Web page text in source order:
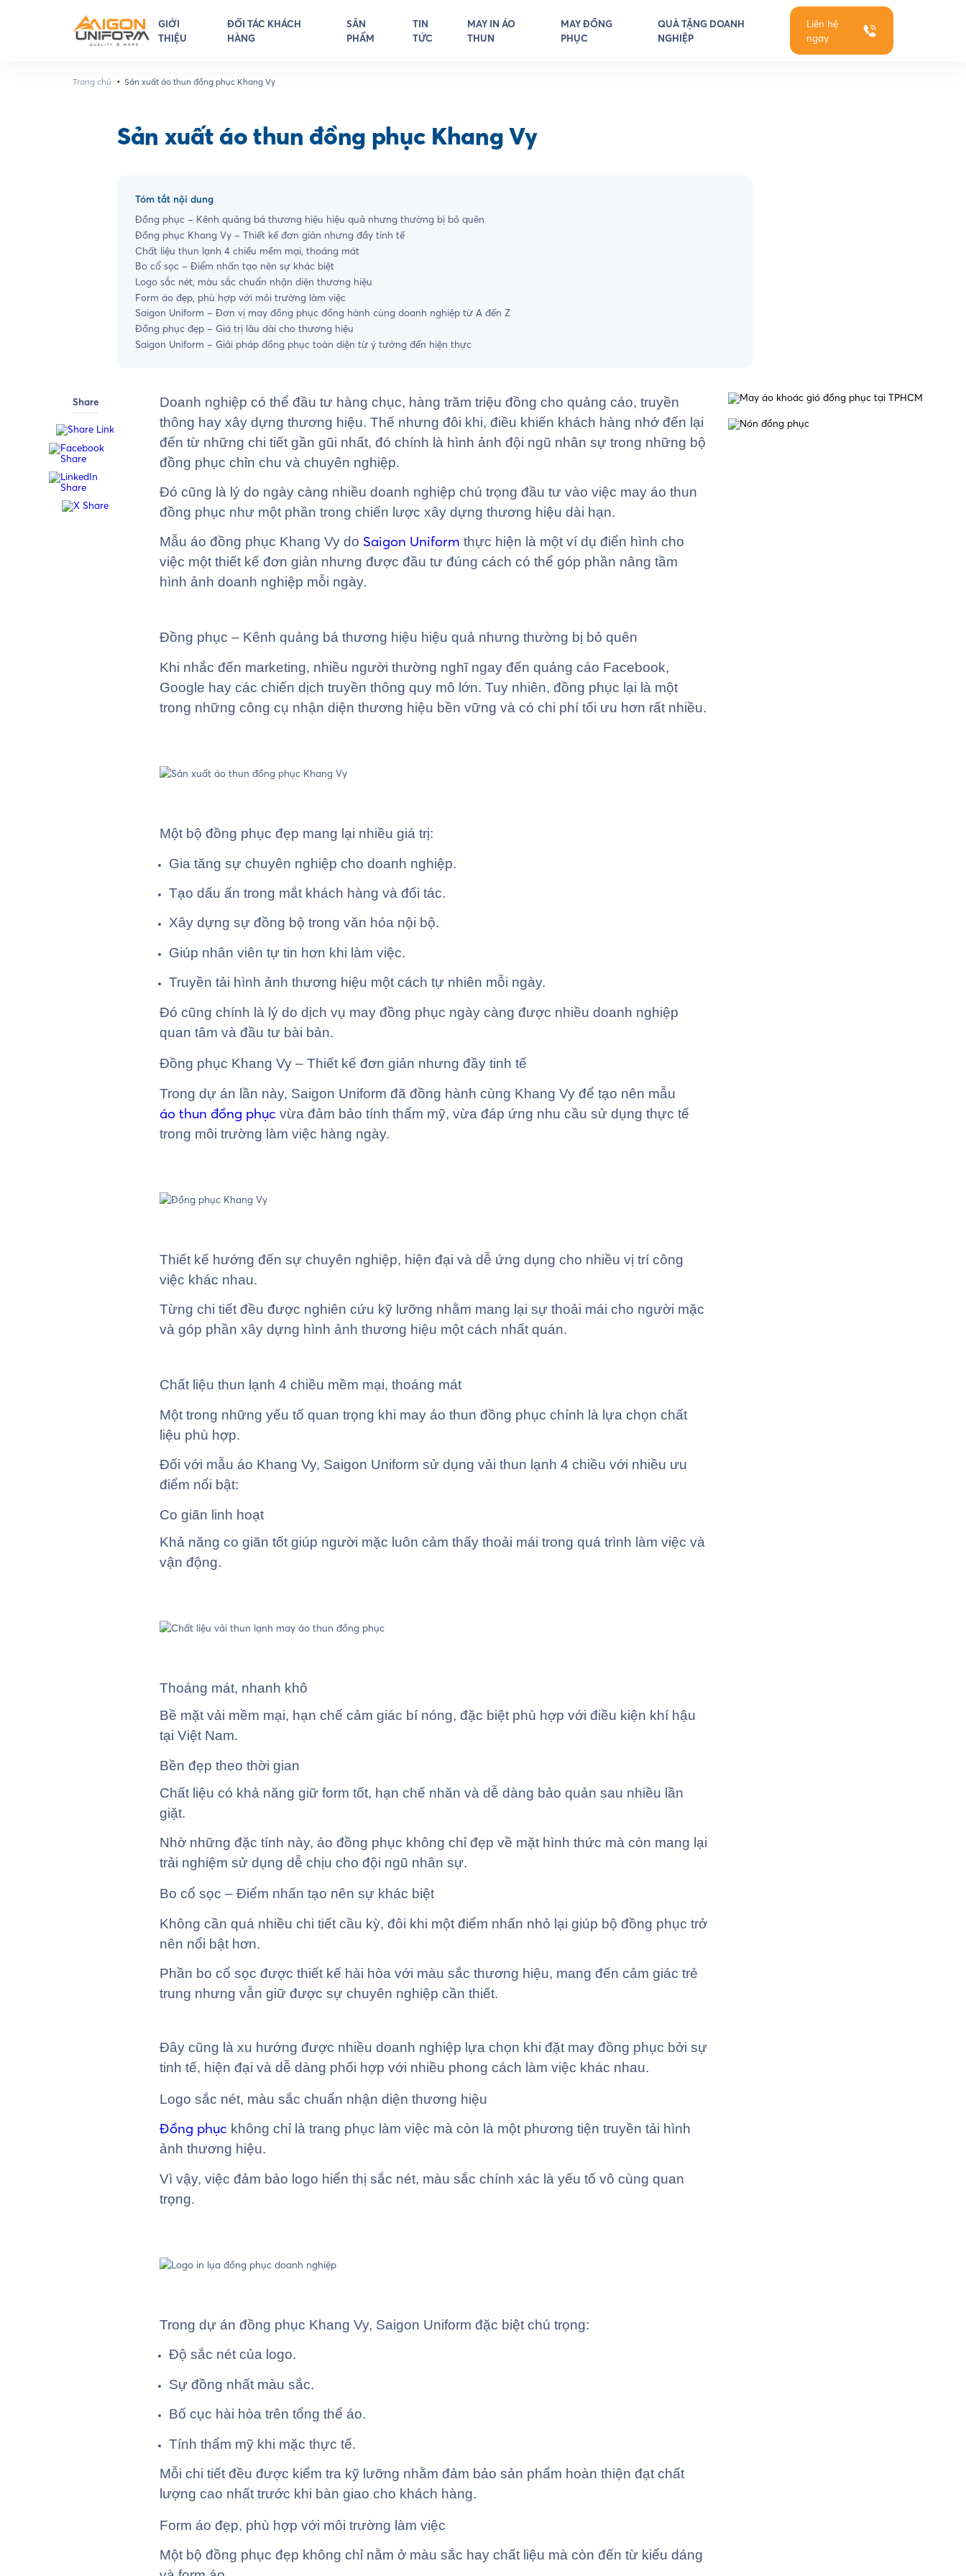
GIỚI
THIỆU
ĐỐI TÁC KHÁCH
HÀNG
SẢN
PHẨM
TIN
TỨC
MAY IN ÁO
THUN
MAY ĐỒNG
PHỤC
QUÀ TẶNG DOANH
NGHIỆP
Liên hệ
ngay
Trang chủ • Sản xuất áo thun đồng phục Khang Vy
Sản xuất áo thun đồng phục Khang Vy
Tóm tắt nội dung
Đồng phục – Kênh quảng bá thương hiệu hiệu quả nhưng thường bị bỏ quên
Đồng phục Khang Vy – Thiết kế đơn giản nhưng đầy tinh tế
Chất liệu thun lạnh 4 chiều mềm mại, thoáng mát
Bo cổ sọc – Điểm nhấn tạo nên sự khác biệt
Logo sắc nét, màu sắc chuẩn nhận diện thương hiệu
Form áo đẹp, phù hợp với môi trường làm việc
Saigon Uniform – Đơn vị may đồng phục đồng hành cùng doanh nghiệp từ A đến Z
Đồng phục đẹp – Giá trị lâu dài cho thương hiệu
Saigon Uniform – Giải pháp đồng phục toàn diện từ ý tưởng đến hiện thực
Share
Doanh nghiệp có thể đầu tư hàng chục, hàng trăm triệu đồng cho quảng cáo, truyền
thông hay xây dựng thương hiệu. Thế nhưng đôi khi, điều khiến khách hàng nhớ đến lại
đến từ những chi tiết gần gũi nhất, đó chính là hình ảnh đội ngũ nhân sự trong những bộ
đồng phục chỉn chu và chuyên nghiệp.
Đó cũng là lý do ngày càng nhiều doanh nghiệp chú trọng đầu tư vào việc may áo thun
đồng phục như một phần trong chiến lược xây dựng thương hiệu dài hạn.
Mẫu áo đồng phục Khang Vy do Saigon Uniform thực hiện là một ví dụ điển hình cho
việc một thiết kế đơn giản nhưng được đầu tư đúng cách có thể góp phần nâng tầm
hình ảnh doanh nghiệp mỗi ngày.
Đồng phục – Kênh quảng bá thương hiệu hiệu quả nhưng thường bị bỏ quên
Khi nhắc đến marketing, nhiều người thường nghĩ ngay đến quảng cáo Facebook,
Google hay các chiến dịch truyền thông quy mô lớn. Tuy nhiên, đồng phục lại là một
trong những công cụ nhận diện thương hiệu bền vững và có chi phí tối ưu hơn rất nhiều.
Một bộ đồng phục đẹp mang lại nhiều giá trị:
Gia tăng sự chuyên nghiệp cho doanh nghiệp.
Tạo dấu ấn trong mắt khách hàng và đối tác.
Xây dựng sự đồng bộ trong văn hóa nội bộ.
Giúp nhân viên tự tin hơn khi làm việc.
Truyền tải hình ảnh thương hiệu một cách tự nhiên mỗi ngày.
Đó cũng chính là lý do dịch vụ may đồng phục ngày càng được nhiều doanh nghiệp
quan tâm và đầu tư bài bản.
Đồng phục Khang Vy – Thiết kế đơn giản nhưng đầy tinh tế
Trong dự án lần này, Saigon Uniform đã đồng hành cùng Khang Vy để tạo nên mẫu
áo thun đồng phục vừa đảm bảo tính thẩm mỹ, vừa đáp ứng nhu cầu sử dụng thực tế
trong môi trường làm việc hàng ngày.
Thiết kế hướng đến sự chuyên nghiệp, hiện đại và dễ ứng dụng cho nhiều vị trí công
việc khác nhau.
Từng chi tiết đều được nghiên cứu kỹ lưỡng nhằm mang lại sự thoải mái cho người mặc
và góp phần xây dựng hình ảnh thương hiệu một cách nhất quán.
Chất liệu thun lạnh 4 chiều mềm mại, thoáng mát
Một trong những yếu tố quan trọng khi may áo thun đồng phục chính là lựa chọn chất
liệu phù hợp.
Đối với mẫu áo Khang Vy, Saigon Uniform sử dụng vải thun lạnh 4 chiều với nhiều ưu
điểm nổi bật:
Co giãn linh hoạt
Khả năng co giãn tốt giúp người mặc luôn cảm thấy thoải mái trong quá trình làm việc và
vận động.
Thoáng mát, nhanh khô
Bề mặt vải mềm mại, hạn chế cảm giác bí nóng, đặc biệt phù hợp với điều kiện khí hậu
tại Việt Nam.
Bền đẹp theo thời gian
Chất liệu có khả năng giữ form tốt, hạn chế nhăn và dễ dàng bảo quản sau nhiều lần
giặt.
Nhờ những đặc tính này, áo đồng phục không chỉ đẹp về mặt hình thức mà còn mang lại
trải nghiệm sử dụng dễ chịu cho đội ngũ nhân sự.
Bo cổ sọc – Điểm nhấn tạo nên sự khác biệt
Không cần quá nhiều chi tiết cầu kỳ, đôi khi một điểm nhấn nhỏ lại giúp bộ đồng phục trở
nên nổi bật hơn.
Phần bo cổ sọc được thiết kế hài hòa với màu sắc thương hiệu, mang đến cảm giác trẻ
trung nhưng vẫn giữ được sự chuyên nghiệp cần thiết.
Đây cũng là xu hướng được nhiều doanh nghiệp lựa chọn khi đặt may đồng phục bởi sự
tinh tế, hiện đại và dễ dàng phối hợp với nhiều phong cách làm việc khác nhau.
Logo sắc nét, màu sắc chuẩn nhận diện thương hiệu
Đồng phục không chỉ là trang phục làm việc mà còn là một phương tiện truyền tải hình
ảnh thương hiệu.
Vì vậy, việc đảm bảo logo hiển thị sắc nét, màu sắc chính xác là yếu tố vô cùng quan
trọng.
Trong dự án đồng phục Khang Vy, Saigon Uniform đặc biệt chú trọng:
Độ sắc nét của logo.
Sự đồng nhất màu sắc.
Bố cục hài hòa trên tổng thể áo.
Tính thẩm mỹ khi mặc thực tế.
Mỗi chi tiết đều được kiểm tra kỹ lưỡng nhằm đảm bảo sản phẩm hoàn thiện đạt chất
lượng cao nhất trước khi bàn giao cho khách hàng.
Form áo đẹp, phù hợp với môi trường làm việc
Một bộ đồng phục đẹp không chỉ nằm ở màu sắc hay chất liệu mà còn đến từ kiểu dáng